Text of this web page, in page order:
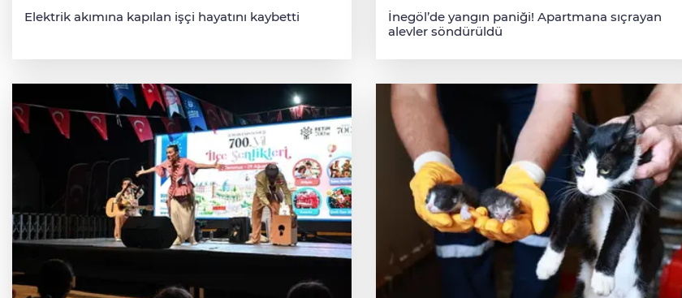
Elektrik akımına kapılan işçi hayatını kaybetti
İnegöl’de yangın paniği! Apartmana sıçrayan
alevler söndürüldü